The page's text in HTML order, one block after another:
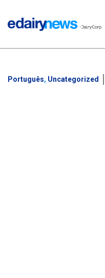
Português, Uncategorized